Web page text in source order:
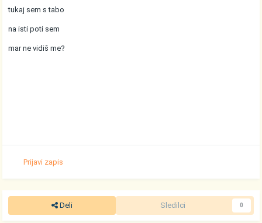
tukaj sem s tabo
na isti poti sem
mar ne vidiš me?
Prijavi zapis
Deli Sledilci 0